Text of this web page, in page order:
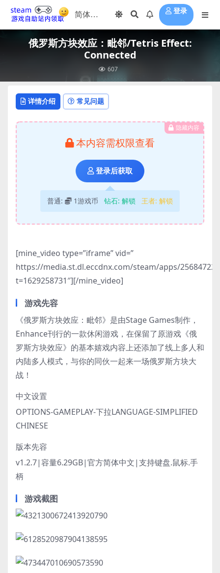
登录
俄罗斯方块效应：毗邻/Tetris Effect:
Connected
607
详情介绍 常见问题
隐藏内容
本内容需权限查看
登录后获取
普通: 1游戏币 钻石: 解锁 王者: 解锁
[mine_video type=”iframe” vid=”
https://media.st.dl.eccdnx.com/steam/apps/
t=1629258731″][/mine_video]
游戏先容
《俄罗斯方块效应：毗邻》是由Stage Games制作，
Enhance刊行的一款休闲游戏，在保留了原游戏《俄
罗斯方块效应》的基本嬉戏内容上还添加了线上多人和
内陆多人模式，与你的同伙一起来一场俄罗斯方块大
战！
中文设置
OPTIONS-GAMEPLAY-下拉LANGUAGE-SIMPLIFIED
CHINESE
版本先容
v1.2.7|容量6.29GB|官方简体中文|支持键盘.鼠标.手
柄
游戏截图